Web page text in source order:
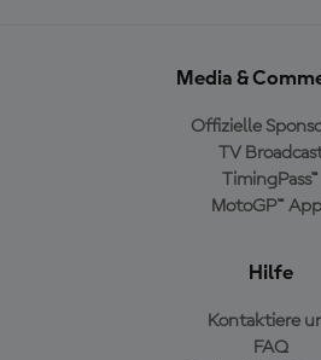
Media &
Offizielle
TV
TimingPass™
MotoGP™
Hilfe
Kontaktiere
FAQ